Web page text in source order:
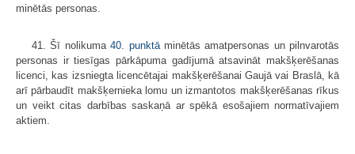
minētās personas.
41. Šī nolikuma40. punktāminētās amatpersonas un pilnvarotās
personas ir tiesīgas pārkāpuma gadījumā atsavināt makšķerēšanas
licenci, kas izsniegta licencētajai makšķerēšanai Gaujā vai Braslā, kā
arī pārbaudīt makšķernieka lomu un izmantotos makšķerēšanas rīkus
un veikt citas darbības saskaņā ar spēkā esošajiem normatīvajiem
aktiem.